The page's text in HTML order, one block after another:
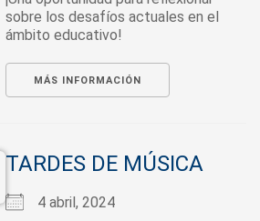
sobre los desafíos actuales en el
ámbito educativo!
MÁS INFORMACIÓN
TARDES DE MÚSICA
4 abril, 2024